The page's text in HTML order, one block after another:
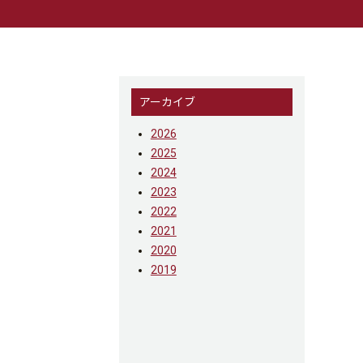
アーカイブ
2026
2025
2024
2023
2022
2021
2020
2019